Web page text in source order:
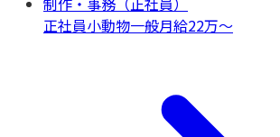
正社員小動物一般月給22万〜